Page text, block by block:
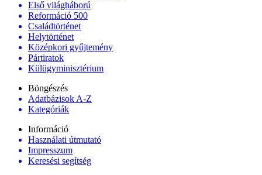
Első világháború
Reformáció 500
Családtörténet
Helytörténet
Középkori gyűjtemény
Pártiratok
Külügyminisztérium
Böngészés
Adatbázisok A-Z
Kategóriák
Információ
Használati útmutató
Impresszum
Keresési segítség